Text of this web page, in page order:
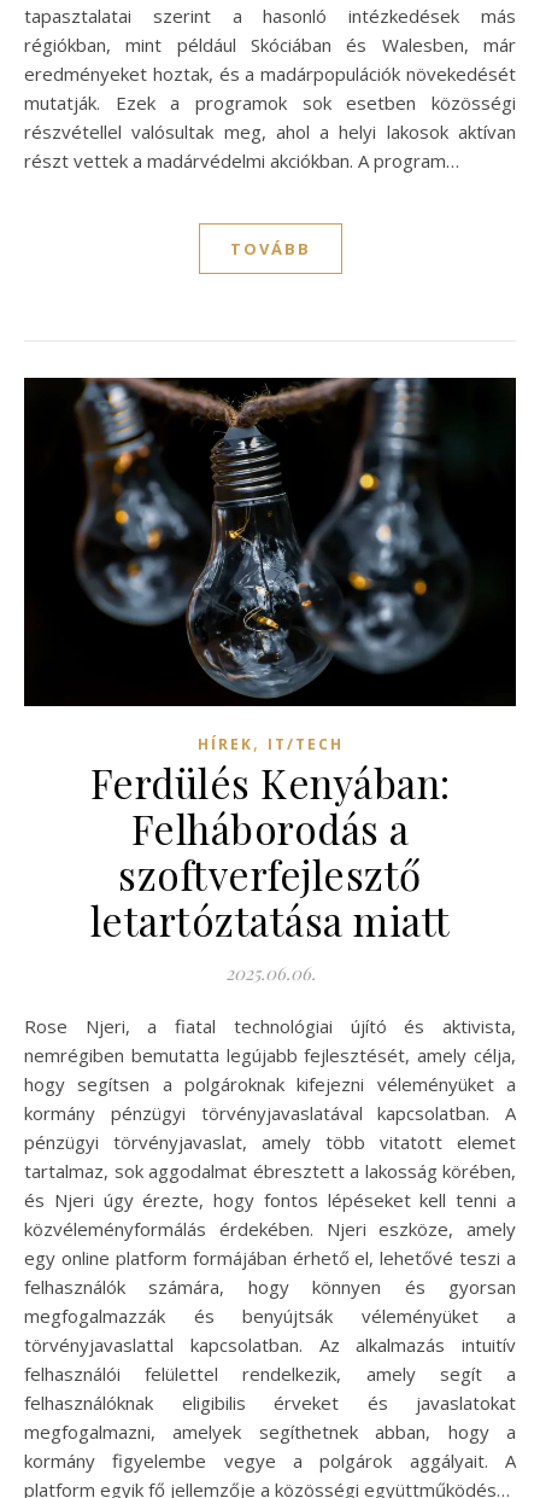
tapasztalatai szerint a hasonló intézkedések más
régiókban, mint például Skóciában és Walesben, már
eredményeket hoztak, és a madárpopulációk növekedését
mutatják. Ezek a programok sok esetben közösségi
részvétellel valósultak meg, ahol a helyi lakosok aktívan
részt vettek a madárvédelmi akciókban. A program…
TOVÁBB
HÍREK, IT/TECH
Ferdülés Kenyában:
Felháborodás a
szoftverfejlesztő
letartóztatása miatt
2025.06.06.
Rose Njeri, a fiatal technológiai újító és aktivista,
nemrégiben bemutatta legújabb fejlesztését, amely célja,
hogy segítsen a polgároknak kifejezni véleményüket a
kormány pénzügyi törvényjavaslatával kapcsolatban. A
pénzügyi törvényjavaslat, amely több vitatott elemet
tartalmaz, sok aggodalmat ébresztett a lakosság körében,
és Njeri úgy érezte, hogy fontos lépéseket kell tenni a
közvéleményformálás érdekében. Njeri eszköze, amely
egy online platform formájában érhető el, lehetővé teszi a
felhasználók számára, hogy könnyen és gyorsan
megfogalmazzák és benyújtsák véleményüket a
törvényjavaslattal kapcsolatban. Az alkalmazás intuitív
felhasználói felülettel rendelkezik, amely segít a
felhasználóknak eligibilis érveket és javaslatokat
megfogalmazni, amelyek segíthetnek abban, hogy a
kormány figyelembe vegye a polgárok aggályait. A
platform egyik fő jellemzője a közösségi együttműködés…